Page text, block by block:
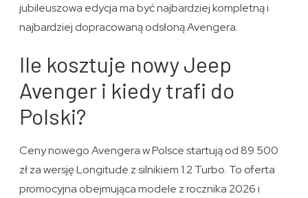
jubileuszowa edycja ma być najbardziej kompletną i
najbardziej dopracowaną odsłoną Avengera.
Ile kosztuje nowy Jeep
Avenger i kiedy trafi do
Polski?
Ceny nowego Avengera w Polsce startują od 89 500
zł za wersję Longitude z silnikiem 1.2 Turbo. To oferta
promocyjna obejmująca modele z rocznika 2026 i